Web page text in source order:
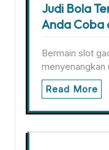
Judi Bola
Anda Coba
Bermain slot
Read More